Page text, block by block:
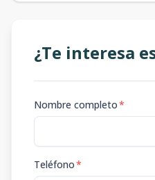
¿Te interesa
Nombre completo*
Teléfono*